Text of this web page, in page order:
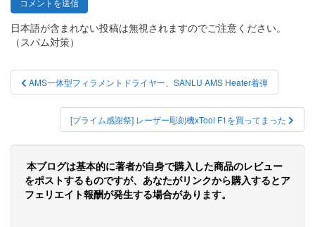
日本語が含まれない投稿は無視されますのでご注意ください。
（スパム対策）
投
稿
ビ
ゲ
ー
AMS一体型フィラメントドライヤー、SANLU AMS Heater着弾
[プライム感謝祭] レーザー彫刻機xTool F1を買ってまった
本ブログは基本的に著者が自身で購入した商品のレビュー
をポストするものですが、あなたがリンクから購入するとア
フェリエイト報酬が発生する場合があります。